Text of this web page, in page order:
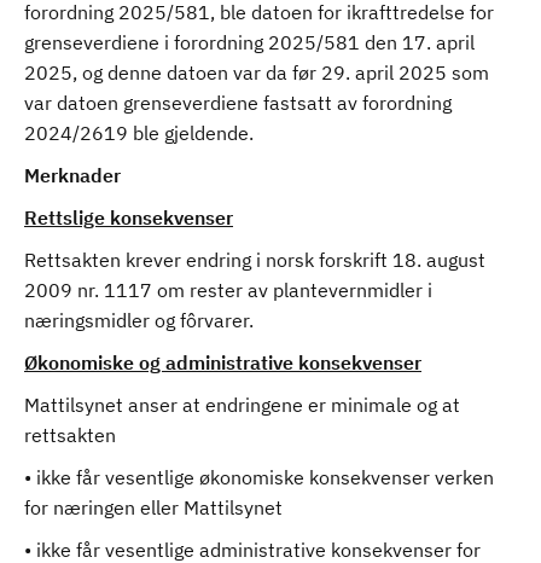
forordning 2025/581, ble datoen for ikrafttredelse for
grenseverdiene i forordning 2025/581 den 17. april
2025, og denne datoen var da før 29. april 2025 som
var datoen grenseverdiene fastsatt av forordning
2024/2619 ble gjeldende.
Merknader
Rettslige konsekvenser
Rettsakten krever endring i norsk forskrift 18. august
2009 nr. 1117 om rester av plantevernmidler i
næringsmidler og fôrvarer.
Økonomiske og administrative konsekvenser
Mattilsynet anser at endringene er minimale og at
rettsakten
• ikke får vesentlige økonomiske konsekvenser verken
for næringen eller Mattilsynet
• ikke får vesentlige administrative konsekvenser for